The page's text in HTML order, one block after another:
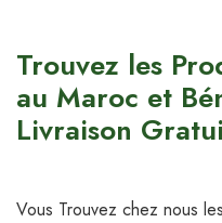
Trouvez les
au Maroc et
Livraison
Vous Trouvez chez nous